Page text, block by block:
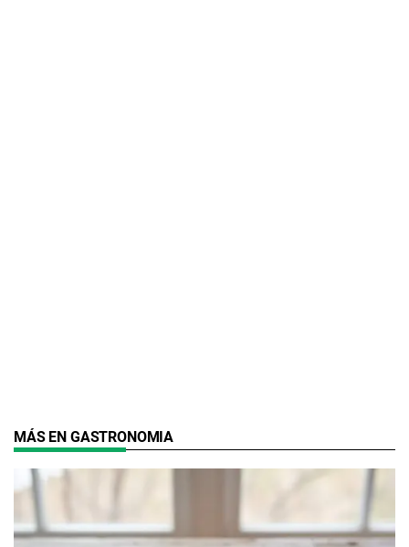
MÁS EN GASTRONOMIA